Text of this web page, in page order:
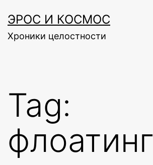
to
content
ЭРОС И КОСМОС
Хроники целостности
Tag:
флоатинг